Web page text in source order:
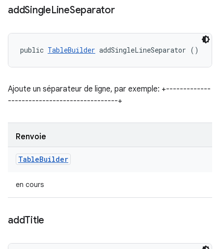
addSingleLineSeparator
public TableBuilder addSingleLineSeparator ()
Ajoute un séparateur de ligne, par exemple: +-------------
--------------------------------+
Renvoie
TableBuilder
en cours
addTitle